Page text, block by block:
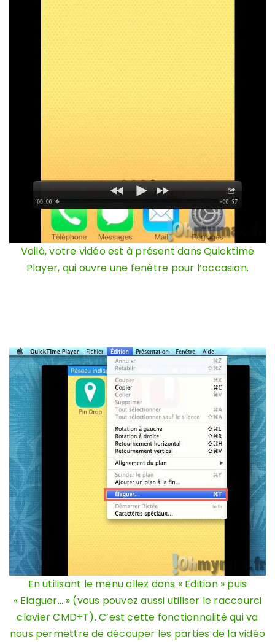
Voilà, votre vidéo est à présent dans Quicktime
Player, qui ouvre une fenêtre pour l’occasion.
En utilisant le menu allez dans « Edition » puis
« Elaguer… » (vous pouvez aussi utiliser le raccourci
clavier CMD+T). C’est cette fonctionnalité qui va
nous permettre de découper les parties de la vidéo